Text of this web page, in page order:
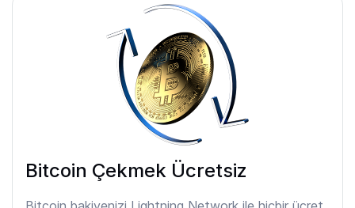
Bitcoin Çekmek Ücretsiz